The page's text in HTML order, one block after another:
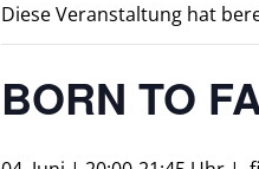
Diese Veranstaltung hat
BORN TO